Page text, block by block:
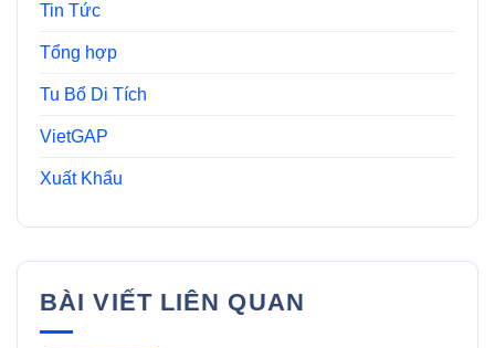
Tin Tức
Tổng hợp
Tu Bổ Di Tích
VietGAP
Xuất Khẩu
BÀI VIẾT LIÊN QUAN